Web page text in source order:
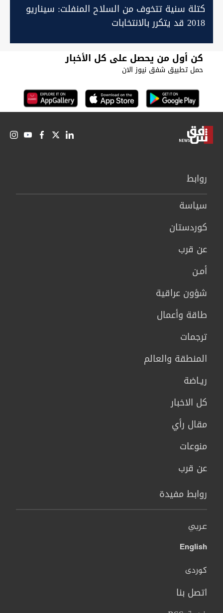
كتلة سنية تتخوف من السلاح المنفلت: سيناريو
2018 قد يتكرر بالانتخابات
كن أول من يحصل على كل الأخبار
حمل تطبيق شفق نيوز الان
روابط
سیاسة
كوردستان
عن قرب
أمـن
شؤون عراقية
طاقة وأعمال
ترجمات
المنطقة والعالم
ريـاضة
كل الاخبار
مقال رأي
منوعات
عن قرب
روابط مفيدة
عربي
English
کوردی
اتصل بنا